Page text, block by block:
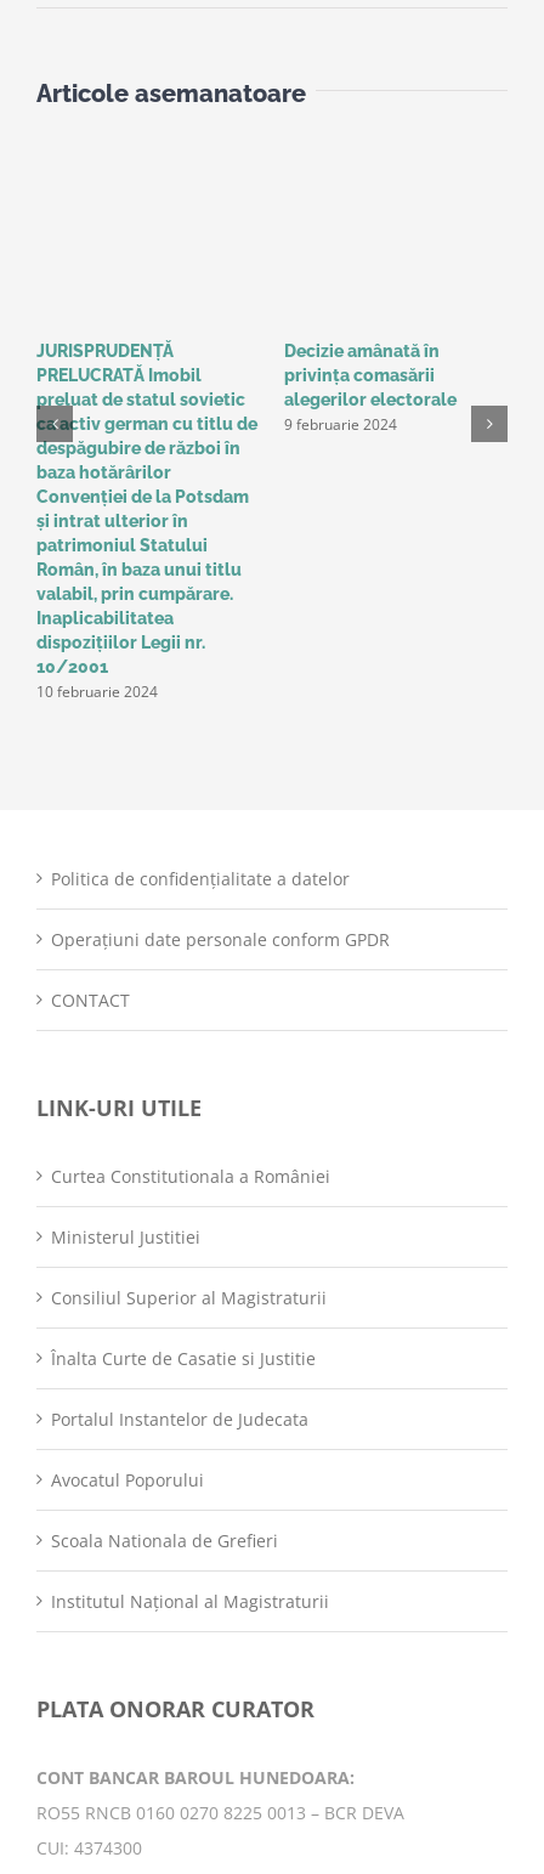
Articole asemanatoare
JURISPRUDENȚĂ
PRELUCRATĂ Imobil
preluat de statul sovietic
ca activ german cu titlu de
despăgubire de război în
baza hotărârilor
Convenţiei de la Potsdam
și intrat ulterior în
patrimoniul Statului
Român, în baza unui titlu
valabil, prin cumpărare.
Inaplicabilitatea
dispozițiilor Legii nr.
10/2001
10 februarie 2024
Decizie amânată în
privinţa comasării
alegerilor electorale
9 februarie 2024
Politica de confidențialitate a datelor
Operațiuni date personale conform GPDR
CONTACT
LINK-URI UTILE
Curtea Constitutionala a României
Ministerul Justitiei
Consiliul Superior al Magistraturii
Înalta Curte de Casatie si Justitie
Portalul Instantelor de Judecata
Avocatul Poporului
Scoala Nationala de Grefieri
Institutul Național al Magistraturii
PLATA ONORAR CURATOR
CONT BANCAR BAROUL HUNEDOARA:
RO55 RNCB 0160 0270 8225 0013 – BCR DEVA
CUI: 4374300